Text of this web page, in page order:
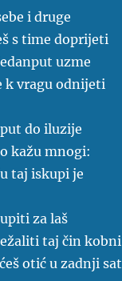
i druge
s time doprijeti
uzme
k vragu odnijeti
do iluzije
kažu mnogi:
taj iskupi je
za laš
taj čin kobni
otić u zadnji sat